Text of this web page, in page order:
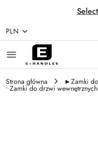
Przejdź do treści
Przejdź do
Przejdź do moje
Przejdź do menu
Przejdź do opisu
Przejdź do stopki
PLN
Strona główna ►Zamki
• Zamki do drzwi wewnętrznych